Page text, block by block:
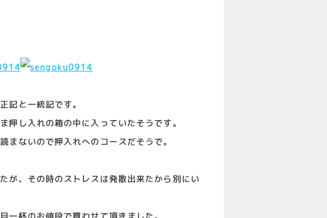
記と一統記です。
押し入れの箱の中に入っていたそうです。
まないので押入れへのコースだそうで。
が、その時のストレスは発散出来たから別にい